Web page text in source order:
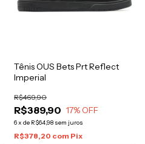
Tênis OUS Bets Prt Reflect
Imperial
R$389,90
R$469,90
17% OFF
6x de R$64,98 sem juros
R$378,20 com Pix